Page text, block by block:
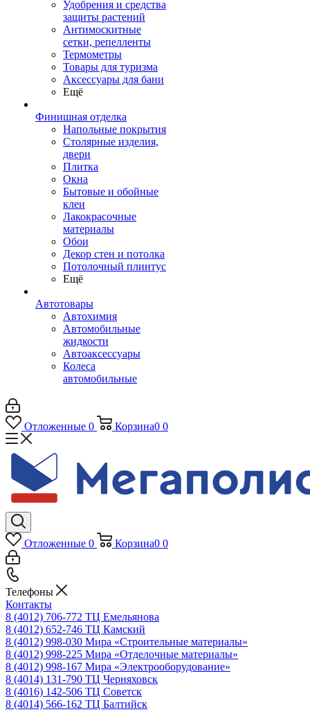
Удобрения и средства
защиты растений
Антимоскитные
сетки, репелленты
Термометры
Товары для туризма
Аксессуары для бани
Ещё
Финишная отделка
Напольные покрытия
Столярные изделия,
двери
Плитка
Окна
Бытовые и обойные
клеи
Лакокрасочные
материалы
Обои
Декор стен и потолка
Потолочный плинтус
Ещё
Автотовары
Автохимия
Автомобильные
жидкости
Автоаксессуары
Колеса
автомобильные
Отложенные 0 Корзина0 0
Отложенные 0 Корзина0 0
Телефоны
Контакты
8 (4012) 706-772 ТЦ Емельянова
8 (4012) 652-746 ТЦ Камский
8 (4012) 998-030 Мира «Строительные материалы»
8 (4012) 998-225 Мира «Отделочные материалы»
8 (4012) 998-167 Мира «Электрооборудование»
8 (4014) 131-790 ТЦ Черняховск
8 (4016) 142-506 ТЦ Советск
8 (4014) 566-162 ТЦ Балтийск